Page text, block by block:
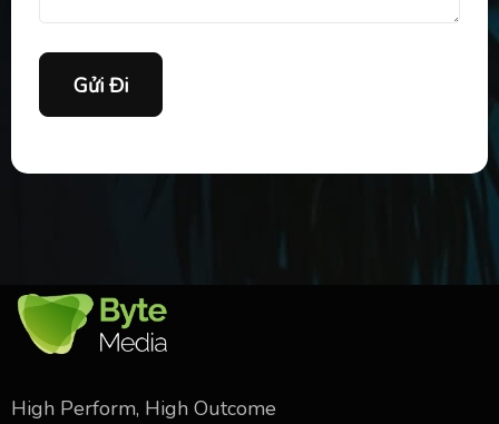
Gửi Đi
High Perform, High Outcome